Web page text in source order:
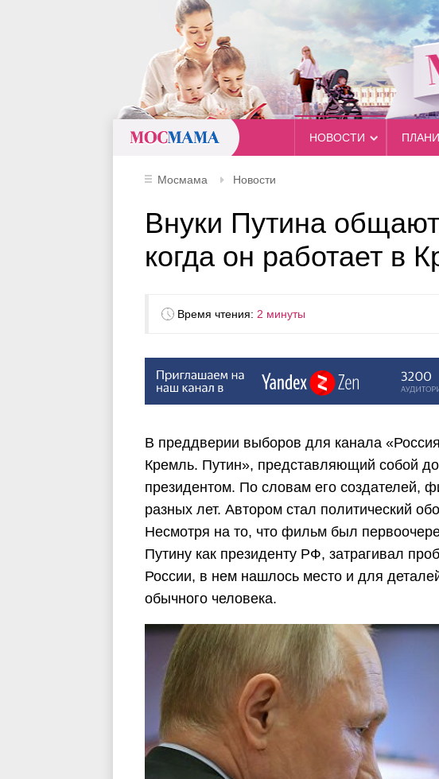
НОВОСТИ
Мосмама Новости
Внуки Путина
когда он работает в
Время чтения: 2 минуты
В преддверии выборов для канала
Кремль. Путин», представляющий собой
президентом. По словам его создателей,
разных лет. Автором стал политический
Несмотря на то, что фильм был
Путину как президенту РФ, затрагивал
России, в нем нашлось место и для
обычного человека.